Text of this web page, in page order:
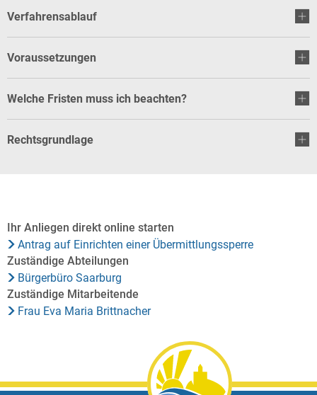
Verfahrensablauf
Voraussetzungen
Welche Fristen muss ich beachten?
Rechtsgrundlage
Ihr Anliegen direkt online starten
Antrag auf Einrichten einer Übermittlungssperre
Zuständige Abteilungen
Bürgerbüro Saarburg
Zuständige Mitarbeitende
Frau Eva Maria Brittnacher